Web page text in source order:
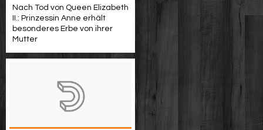
Nach Tod von Queen Elizabeth
II.: Prinzessin Anne erhält
besonderes Erbe von ihrer
Mutter